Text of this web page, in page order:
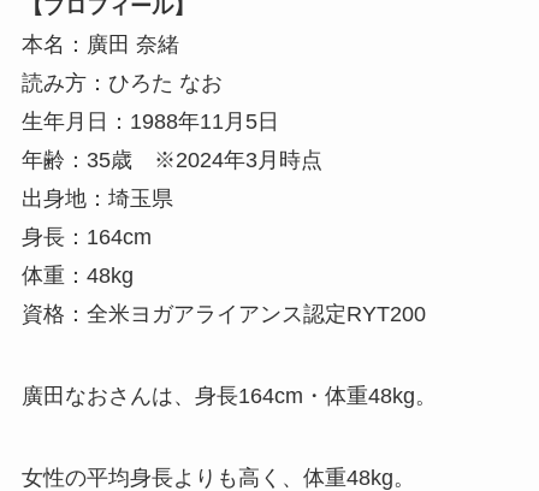
【プロフィール】
本名：廣田 奈緒
読み方：ひろた なお
生年月日：1988年11月5日
年齢：35歳 ※2024年3月時点
出身地：埼玉県
身長：164cm
体重：48kg
資格：全米ヨガアライアンス認定RYT200
廣田なおさんは、 身長164cm・体重48kg。
女性の平均身長よりも高く、体重48kg。